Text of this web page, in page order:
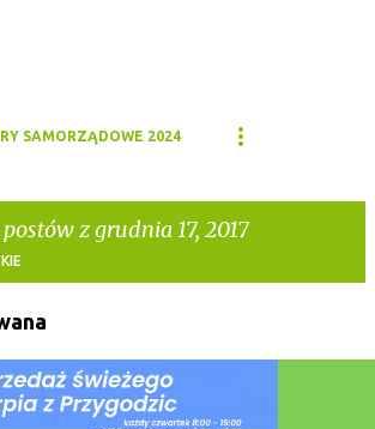
SAMORZĄDOWE 2024
z grudnia 17, 2017